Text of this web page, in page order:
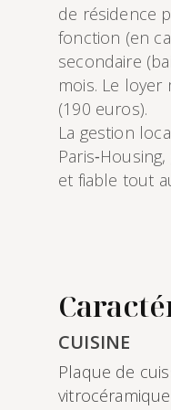
de résidence
fonction (en
secondaire
mois. Le
(190 euros).
La gestion
et fiable tout
CUISINE
Plaque de
vitrocéramique